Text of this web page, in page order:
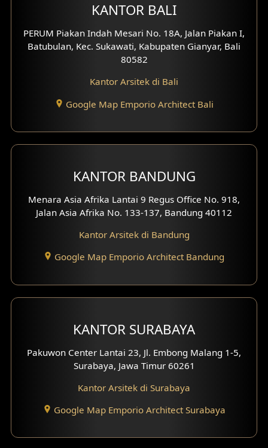
KANTOR BALI
PERUM Piakan Indah Mesari No. 18A, Jalan Piakan I,
Batubulan, Kec. Sukawati, Kabupaten Gianyar, Bali
80582
Kantor Arsitek di Bali
Google Map Emporio Architect Bali
KANTOR BANDUNG
Menara Asia Afrika Lantai 9 Regus Office No. 918,
Jalan Asia Afrika No. 133-137, Bandung 40112
Kantor Arsitek di Bandung
Google Map Emporio Architect Bandung
KANTOR SURABAYA
Pakuwon Center Lantai 23, Jl. Embong Malang 1-5,
Surabaya, Jawa Timur 60261
Kantor Arsitek di Surabaya
Google Map Emporio Architect Surabaya